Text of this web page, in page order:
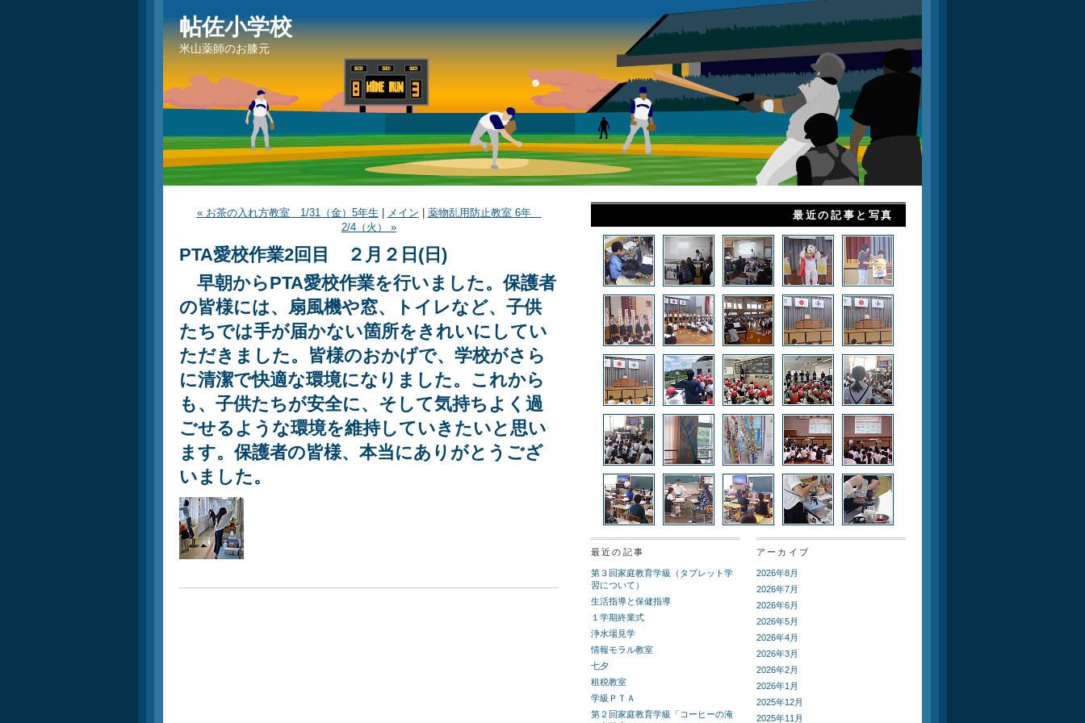
帖佐小学校
米山薬師のお膝元
« お茶の入れ方教室 1/31（金）5年生 メイン
薬物乱用防止教室 6年
2/4（火） »
PTA愛校作業2回目 ２月２日(日)
早朝からPTA愛校作業を行いました。保護者
の皆様には、扇風機や窓、トイレなど、子供
たちでは手が届かない箇所をきれいにしてい
ただきました。皆様のおかげで、学校がさら
に清潔で快適な環境になりました。これから
も、子供たちが安全に、そして気持ちよく過
ごせるような環境を維持していきたいと思い
ます。保護者の皆様、本当にありがとうござ
いました。
最近の記事と写真
最近の記事
第３回家庭教育学級（タブレット学
習について）
生活指導と保健指導
１学期終業式
浄水場見学
情報モラル教室
七夕
租税教室
学級ＰＴＡ
第２回家庭教育学級「コーヒーの淹
アーカイブ
2026年8月
2026年7月
2026年6月
2026年5月
2026年4月
2026年3月
2026年2月
2026年1月
2025年12月
2025年11月